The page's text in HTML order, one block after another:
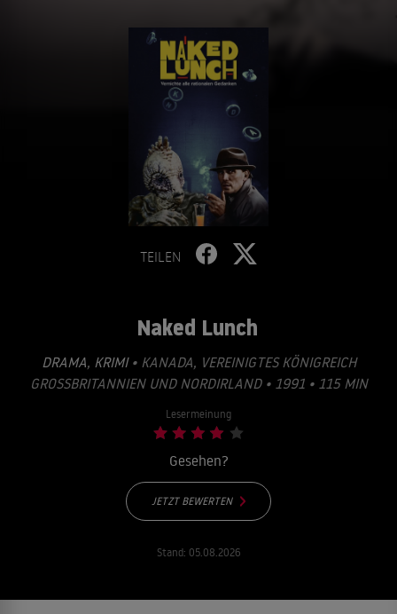
TEILEN
Naked Lunch
DRAMA, KRIMI• KANADA, VEREINIGTES KÖNIGREICH
GROSSBRITANNIEN UND NORDIRLAND • 1991 • 115 MIN
Lesermeinung
Gesehen?
JETZT BEWERTEN
Stand: 05.08.2026